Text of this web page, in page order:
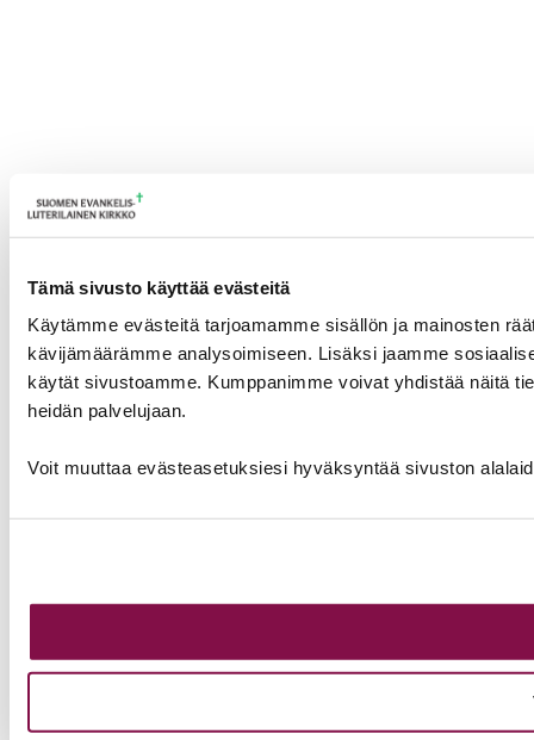
Tämä sivusto käyttää evästeitä
Käytämme evästeitä tarjoamamme sisällön ja mainosten
kävijämäärämme analysoimiseen. Lisäksi jaamme
käytät sivustoamme. Kumppanimme voivat yhdistää näitä
heidän palvelujaan.
Voit muuttaa evästeasetuksiesi hyväksyntää sivuston